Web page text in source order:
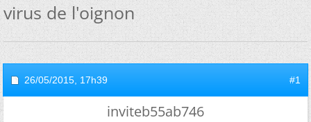
virus de l'oignon
26/05/2015, 17h39 #1
inviteb55ab746